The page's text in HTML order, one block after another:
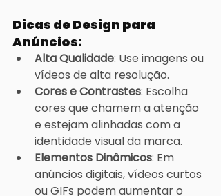
Dicas de Design para
Anúncios:
Alta Qualidade: Use imagens ou
vídeos de alta resolução.
Cores e Contrastes: Escolha
cores que chamem a atenção
e estejam alinhadas com a
identidade visual da marca.
Elementos Dinâmicos: Em
anúncios digitais, vídeos curtos
ou GIFs podem aumentar o